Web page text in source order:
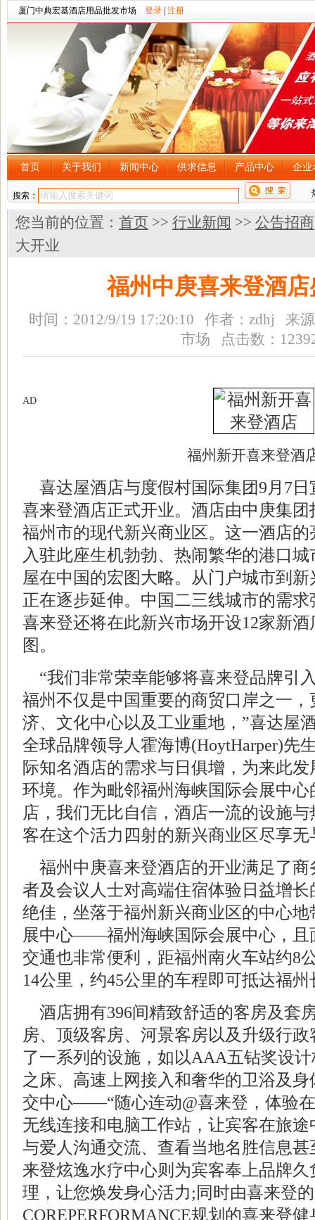
厦门中典宏基酒店用品批发市场 登录 注册
首页 关于我们 新闻中心 供求信息 产品中心 企业
搜索：
您当前的位置： 首页 >> 行业新闻 >> 公告招商
大开业
福州中庚喜来登酒
时间：2012/9/19 17:20:10 作者：zdhj 来
市场 点击数：
AD
福州新开喜来登酒
喜达屋酒店与度假村国际集团9月7
喜来登酒店正式开业。酒店由中庚集团
福州市的现代新兴商业区。这一酒店
入驻此座生机勃勃、热闹繁华的港口
屋在中国的宏图大略。从门户城市到
正在逐步延伸。中国二三线城市的需
喜来登还将在此新兴市场开设12家新
图。
“我们非常荣幸能够将喜来登品牌引
福州不仅是中国重要的商贸口岸之一
济、文化中心以及工业重地，”喜达屋
全球品牌领导人霍海博(HoytHarper)先
际知名酒店的需求与日俱增，为来此
环境。作为毗邻福州海峡国际会展中心
店，我们无比自信，酒店一流的设施
客在这个活力四射的新兴商业区尽享无
福州中庚喜来登酒店的开业满足了商
者及会议人士对高端住宿体验日益增
绝佳，坐落于福州新兴商业区的中心
展中心——福州海峡国际会展中心，且
交通也非常便利，距福州南火车站约8
14公里，约45公里的车程即可抵达福
酒店拥有396间精致舒适的客房及套
房、顶级客房、河景客房以及升级行
了一系列的设施，如以AAA五钻奖设
之床、高速上网接入和奢华的卫浴及
交中心——“随心连动@喜来登，体验
无线连接和电脑工作站，让宾客在旅
与爱人沟通交流、查看当地名胜信息
来登炫逸水疗中心则为宾客奉上品牌
理，让您焕发身心活力;同时由喜来登
COREPERFORMANCE规划的喜来登